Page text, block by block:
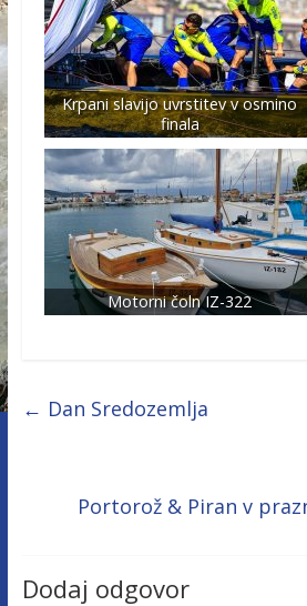
Krpani slavijo uvrstitev v osmino
finala
Motorni čoln IZ-322
← Dan Sredozemlja
Portorož & Piran v
Dodaj odgovor